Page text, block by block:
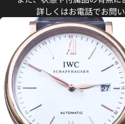
詳しくはお電話でお問